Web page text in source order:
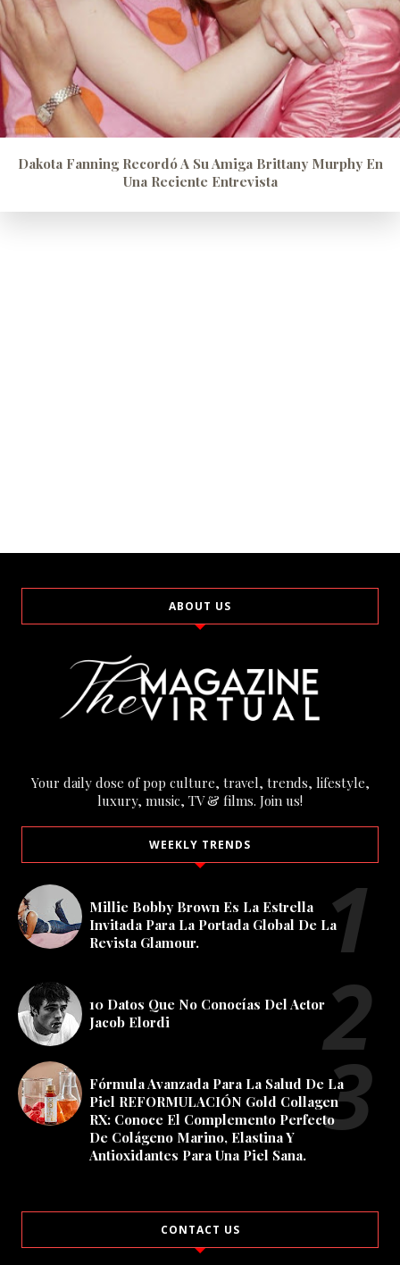
Dakota Fanning Recordó A Su Amiga Brittany Murphy En
Una Reciente Entrevista
ABOUT US
Your daily dose of pop culture, travel, trends, lifestyle,
luxury, music, TV & films. Join us!
WEEKLY TRENDS
Millie Bobby Brown Es La Estrella
Invitada Para La Portada Global De La
Revista Glamour.
10 Datos Que No Conocías Del Actor
Jacob Elordi
Fórmula Avanzada Para La Salud De La
Piel REFORMULACIÓN Gold Collagen
RX: Conoce El Complemento Perfecto
De Colágeno Marino, Elastina Y
Antioxidantes Para Una Piel Sana.
CONTACT US